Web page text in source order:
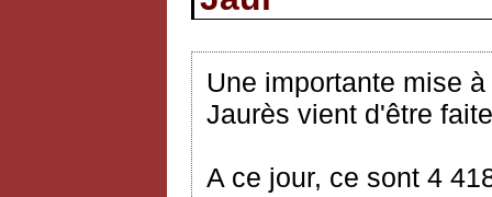
Une importante mise
Jaurès vient d'être
A ce jour, ce sont 4